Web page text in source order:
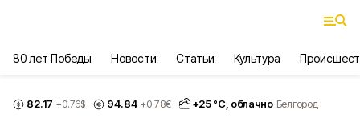
80 лет Победы Новости Статьи Культура
82.17 +0.76$ 94.84 +0.78€ +25°С, облачно Белгород